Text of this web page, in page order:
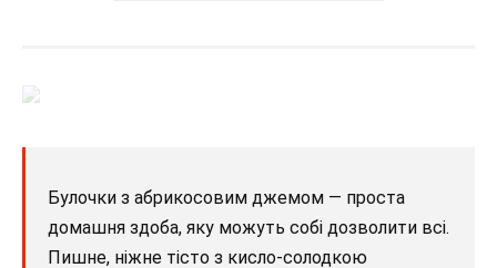
Булочки з абрикосовим джемом — проста
домашня здоба, яку можуть собі дозволити всі.
Пишне, ніжне тісто з кисло-солодкою